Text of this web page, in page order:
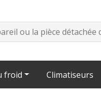
froid Climatiseurs